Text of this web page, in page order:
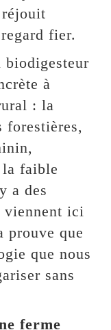
réjouit
fier.
à
: la
forestières,
la faible
a des
viennent ici
prouve que
que nous
sans
ferme